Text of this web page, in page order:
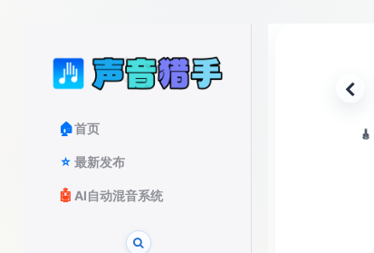
🏠首页
⭐ 最新发布
🤖 AI自动混音系统
返回
🎸